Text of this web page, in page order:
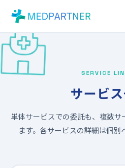
SERVICE
サービ
単体サービスでの委託も、複数サ
ます。各サービスの詳細は個別